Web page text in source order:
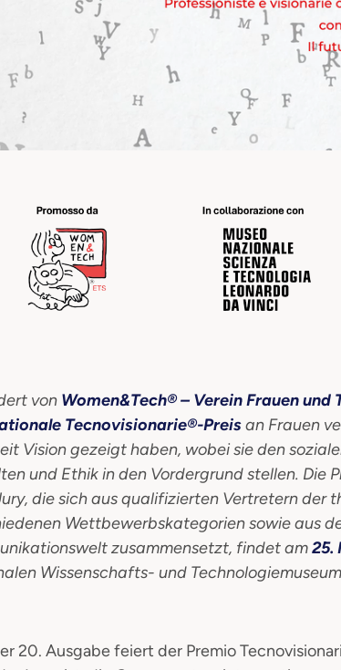
von Women&Tech® – Verein Frauen und
Tecnovisionarie®-Preisan Frauen
Vision gezeigt haben, wobei sie den
und Ethik in den Vordergrund stellen. Die
die sich aus qualifizierten Vertretern der
Wettbewerbskategorien sowie aus
zusammensetzt, findet am25.
Wissenschafts- und
20. Ausgabe feiert der Premio